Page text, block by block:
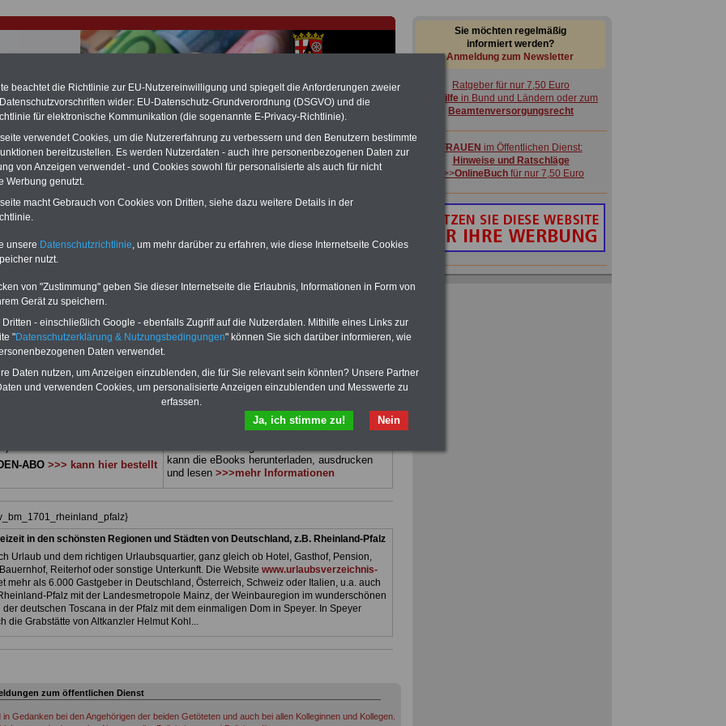
für Beamte & Ruhestandsbeamte (zu geringe Alimentation)
hat die Landesbesoldung von Berlin für die Jahre 2008 bis
erklärt (Berlin muss bisMärz 2027 eine Neuregelung der
die zun hohen Nachzahlungen führen wird). Auch beim Bund
wird es hohe Nachzahlungen geben (Medienberichten
alle (!) Beamte zwischen mind. 3.000 und 13.000 Euro
,rechnen. Der INFO-
hierzu eine Broschüre heraus, die unmittelbar nach dem Beschluss des
der Bundesregierung vorgelegt wird (wahrscheinlich im Quartal.2026
Beamte und den öffentlichen Dienst in Rheinland-Pfalz:
mit Folgen
mit 3 Ratgebern für nur
für Beamtinnen
sowie Beihilferecht in Bund und
drei Ratgeber sind übersichtlich
ABO >>> kann hier bestellt
PDF-SERVICE: 10 Bücher bzw. eBooks zu
wichtigen Themen für Beamte und dem Öff.
können Sie zehn Bücher als eBook
herunterladen, auch für Beschäftigte imLand
Rheinland-Pfalz geeignet: die Bücher
behandeln Beamtenrecht, Besoldung, Beihilfe,
Beamtenversorgung, Rund ums Geld,
Nebentätigkeitsrecht, Frauen im öffentl. Dienst.
kann die eBooks herunterladen, ausdrucken
und lesen >>>mehr Informationen
in den schönsten Regionen und Städten von Deutschland, z.B. Rheinland-Pfalz
Urlaub und dem richtigen Urlaubsquartier, ganz gleich ob Hotel, Gasthof, Pension,
Reiterhof oder sonstige Unterkunft. Die Website www.urlaubsverzeichnis-
mehr als 6.000 Gastgeber in Deutschland, Österreich, Schweiz oder Italien, u.a. auch
Pfalz mit der Landesmetropole Mainz, der Weinbauregion im wunderschönen
der deutschen Toscana in der Pfalz mit dem einmaligen Dom in Speyer. In Speyer
die Grabstätte von Altkanzler Helmut Kohl...
zum öffentlichen Dienst
in Gedanken bei den Angehörigen der beiden Getöteten und auch bei allen Kolleginnen und Kollegen.
Sie möchten regelmäßig
informiert werden?
Anmeldung zum Newsletter
Ratgeber für nur 7,50 Euro
Beihilfe in Bund und Ländern oder zum
Beamtenversorgungsrecht
FRAUEN im Öffentlichen Dienst:
Hinweise und Ratschläge
>>>OnlineBuch für nur 7,50 Euro
beachtet die Richtlinie zur EU-Nutzereinwilligung und spiegelt die Anforderungen zweier
wider: EU-Datenschutz-Grundverordnung (DSGVO) und die
für elektronische Kommunikation (die sogenannte E-Privacy-Richtlinie).
verwendet Cookies, um die Nutzererfahrung zu verbessern und den Benutzern bestimmte
bereitzustellen. Es werden Nutzerdaten - auch ihre personenbezogenen Daten zur
von Anzeigen verwendet - und Cookies sowohl für personalisierte als auch für nicht
Werbung genutzt.
macht Gebrauch von Cookies von Dritten, siehe dazu weitere Details in der
unsere Datenschutzrichtlinie , um mehr darüber zu erfahren, wie diese Internetseite Cookies
nutzt.
von "Zustimmung" geben Sie dieser Internetseite die Erlaubnis, Informationen in Form von
Gerät zu speichern.
- einschließlich Google - ebenfalls Zugriff auf die Nutzerdaten. Mithilfe eines Links zur
"Datenschutzerklärung & Nutzungsbedingungen" können Sie sich darüber informieren, wie
Daten verwendet.
Daten nutzen, um Anzeigen einzublenden, die für Sie relevant sein könnten? Unsere Partner
und verwenden Cookies, um personalisierte Anzeigen einzublenden und Messwerte zu
erfassen.
Nein
Ja, ich stimme zu!